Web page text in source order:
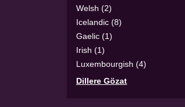
Welsh (2)
Icelandic (8)
Gaelic (1)
Irish (1)
Luxembourgish (4)
Dillere Gözat